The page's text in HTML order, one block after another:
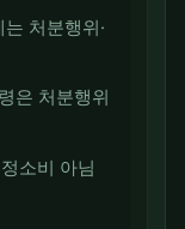
처분행위·
은 처분행위
소비 아님